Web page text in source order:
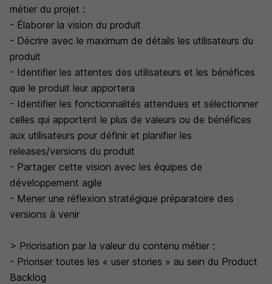
métier du projet :
- Élaborer la vision du produit
- Décrire avec le maximum de détails les utilisateurs du
produit
- Identifier les attentes des utilisateurs et les bénéfices
que le produit leur apportera
- Identifier les fonctionnalités attendues et sélectionner
celles qui apportent le plus de valeurs ou de bénéfices
aux utilisateurs pour définir et planifier les
releases/versions du produit
- Partager cette vision avec les équipes de
développement agile
- Mener une réflexion stratégique préparatoire des
versions à venir
> Priorisation par la valeur du contenu métier :
- Prioriser toutes les « user stories » au sein du Product
Backlog